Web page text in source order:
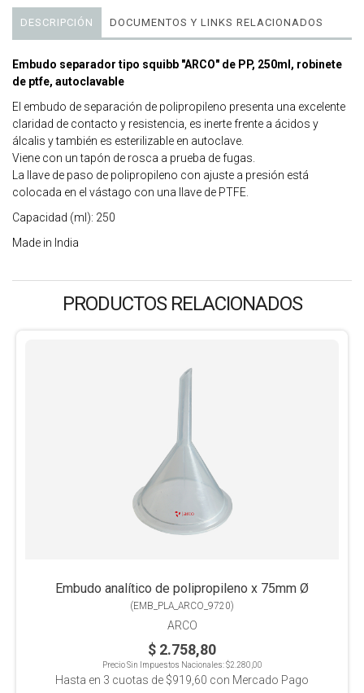
DESCRIPCIÓN DOCUMENTOS Y LINKS RELACIONADOS
Embudo separador tipo squibb "ARCO" de PP, 250ml, robinete
de ptfe, autoclavable
El embudo de separación de polipropileno presenta una excelente
claridad de contacto y resistencia, es inerte frente a ácidos y
álcalis y también es esterilizable en autoclave.
Viene con un tapón de rosca a prueba de fugas.
La llave de paso de polipropileno con ajuste a presión está
colocada en el vástago con una llave de PTFE.
Capacidad (ml): 250
Made in India
PRODUCTOS RELACIONADOS
Embudo analítico de polipropileno x 75mm Ø
(EMB_PLA_ARCO_9720)
ARCO
$ 2.758,80
Precio Sin Impuestos Nacionales:$2.280,00
Hasta en 3 cuotas de $919,60 con Mercado Pago